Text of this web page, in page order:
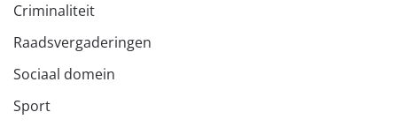
Criminaliteit
Raadsvergaderingen
Sociaal domein
Sport